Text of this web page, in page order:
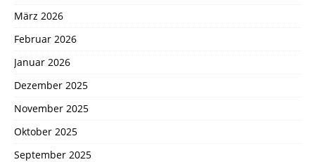
März 2026
Februar 2026
Januar 2026
Dezember 2025
November 2025
Oktober 2025
September 2025